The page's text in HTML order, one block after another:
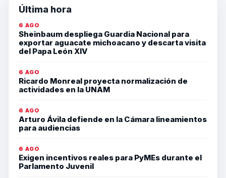
Última hora
6 AGO
Sheinbaum despliega Guardia Nacional para
exportar aguacate michoacano y descarta visita
del Papa León XIV
6 AGO
Ricardo Monreal proyecta normalización de
actividades en la UNAM
6 AGO
Arturo Ávila defiende en la Cámara lineamientos
para audiencias
6 AGO
Exigen incentivos reales para PyMEs durante el
Parlamento Juvenil